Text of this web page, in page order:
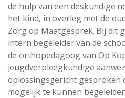
de hulp van een deskundige
het kind, in overleg met de
Zorg op Maatgesprek. Bij dit
intern begeleider van de
de orthopedagoog van Op
jeugdverpleegkundige
oplossingsgericht gesproken
mogelijk te kunnen